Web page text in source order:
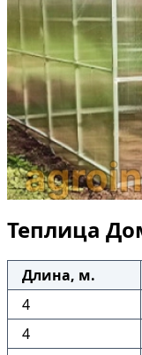
Теплица
Длина, м.
4
4